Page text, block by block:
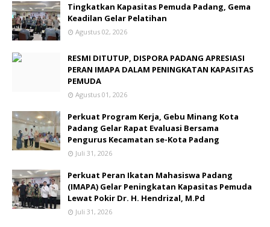
Tingkatkan Kapasitas Pemuda Padang, Gema
Keadilan Gelar Pelatihan
Agustus 02, 2026
RESMI DITUTUP, DISPORA PADANG APRESIASI
PERAN IMAPA DALAM PENINGKATAN KAPASITAS
PEMUDA
Agustus 01, 2026
Perkuat Program Kerja, Gebu Minang Kota
Padang Gelar Rapat Evaluasi Bersama
Pengurus Kecamatan se-Kota Padang
Juli 31, 2026
Perkuat Peran Ikatan Mahasiswa Padang
(IMAPA) Gelar Peningkatan Kapasitas Pemuda
Lewat Pokir Dr. H. Hendrizal, M.Pd
Juli 31, 2026